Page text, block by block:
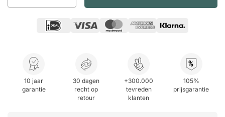
10 jaar
garantie
30 dagen
recht op
retour
+300.000
tevreden
klanten
%
105%
prijsgarantie